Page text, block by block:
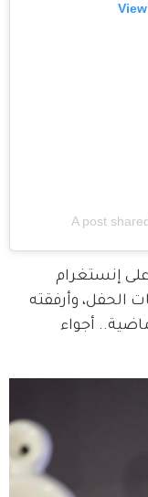
A post
إنستغرام
الحفل، وأرفقته
أجواء